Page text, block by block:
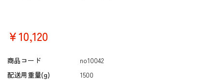
￥10,120
商品コード
no10042
配送用重量(g)
1500